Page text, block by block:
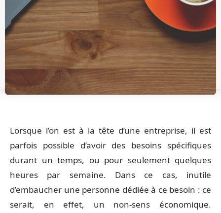
Lorsque l’on est à la tête d’une entreprise, il est
parfois possible d’avoir des besoins spécifiques
durant un temps, ou pour seulement quelques
heures par semaine. Dans ce cas, inutile
d’embaucher une personne dédiée à ce besoin : ce
serait, en effet, un non-sens économique.